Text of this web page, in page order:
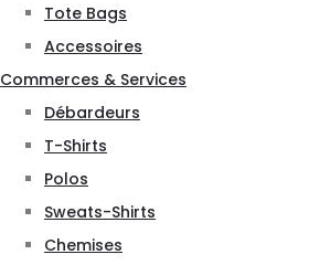
Tote Bags
Accessoires
Commerces & Services
Débardeurs
T-Shirts
Polos
Sweats-Shirts
Chemises